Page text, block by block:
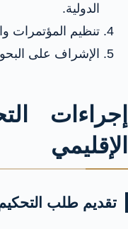
الدولية.
تنظيم المؤتمرات
الإشراف على
إجراءات
الإقليمي
تقديم طلب